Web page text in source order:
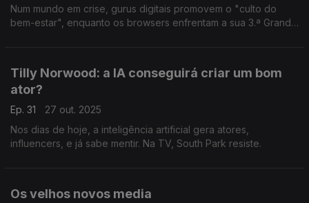
Num mundo em crise, gurus digitais promovem o "culto do
bem-estar", enquanto os browsers enfrentam a sua 3.ª Grande
Tilly Norwood: a IA conseguirá criar um bom
ator?
Ep. 31
27 out. 2025
Nos dias de hoje, a inteligência artificial gera atores,
influencers, e já sabe mentir. Na TV, South Park resiste.
Os velhos novos media